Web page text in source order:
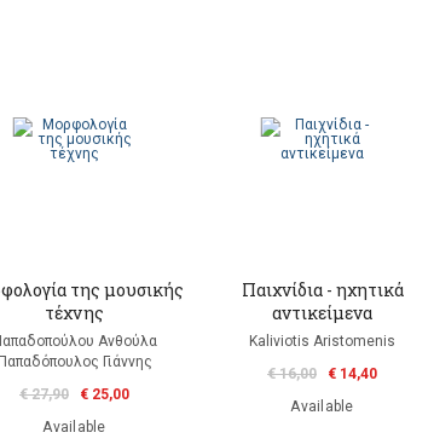
της μουσικής
τέχνης
Ανθούλα
Γιάννης
€ 27,90
€ 25,00
Available
Παιχνίδια - ηχητικά
αντικείμενα
Kaliviotis Aristomenis
€ 16,00
€ 14,40
Available